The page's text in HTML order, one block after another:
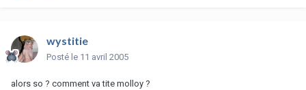
wystitie
Posté le 11 avril 2005
alors so ? comment va tite molloy ?